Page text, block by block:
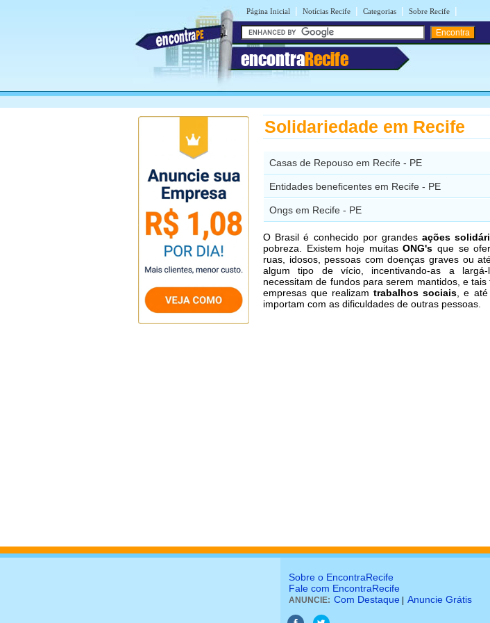
Página Inicial | Notícias Recife | Categorias | Sobre Recife |
encontraRecife
Solidariedade em Recife
Casas de Repouso em Recife - PE
Entidades beneficentes em Recife - PE
Ongs em Recife - PE
O Brasil é conhecido por grandes ações
pobreza. Existem hoje muitasONG's que se
ruas, idosos, pessoas com doenças graves ou
algum tipo de vício, incentivando-as a
necessitam de fundos para serem mantidos, e
empresas que realizamtrabalhos sociais , e
importam com as dificuldades de outras pessoas.
Sobre o EncontraRecife
Fale com EncontraRecife
ANUNCIE: Com Destaque Anuncie Grátis